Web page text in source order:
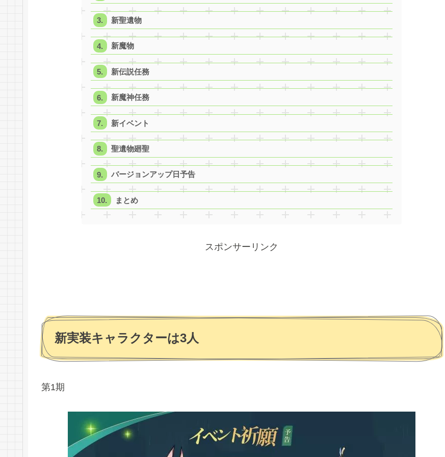
新聖遺物
新魔物
新伝説任務
新魔神任務
新イベント
聖遺物廻聖
バージョンアップ日予告
まとめ
スポンサーリンク
新実装キャラクターは3人
第1期